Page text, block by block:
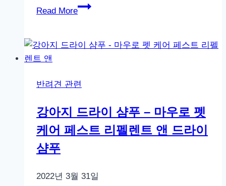
Read More
도
리
침
반려견 관련
강아지 드라이 샴푸 – 마우로 펫
케어 페스트 리펠렌트 앤 드라이
샴푸
2022년 3월 31일